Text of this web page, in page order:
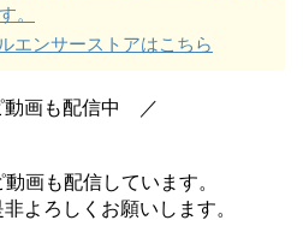
。
エンサーストアはこちら
画も配信中 ／
画も配信しています。
よろしくお願いします。